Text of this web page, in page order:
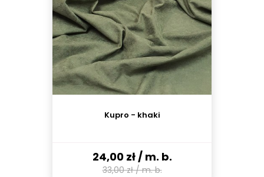
Kupro - khaki
24,00 zł/ m. b.
33,00 zł/ m. b.